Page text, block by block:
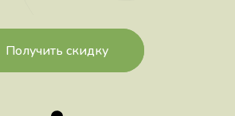
Получить скидку